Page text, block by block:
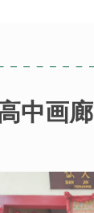
中画廊